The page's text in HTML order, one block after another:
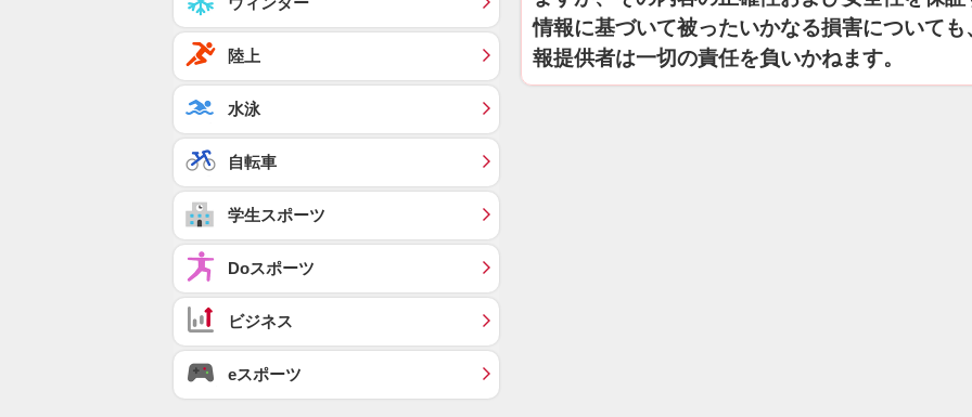
情報に基づいて被ったいかなる損害について
報提供者は一切の責任を負いかねます。
陸上
水泳
自転車
学生スポーツ
Doスポーツ
ビジネス
eスポーツ